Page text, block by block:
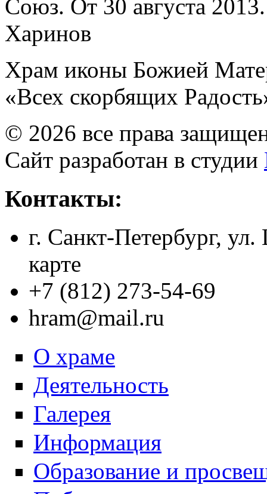
Союз. От 30 августа
Харинов
Храм иконы Божией
«Всех скорбящих
© 2026 все права
Сайт разработан в студии
Контакты:
г. Санкт-Петербург,
карте
+7 (812) 273-54-69
hram@mail.ru
О храме
Деятельность
Галерея
Информация
Образование и